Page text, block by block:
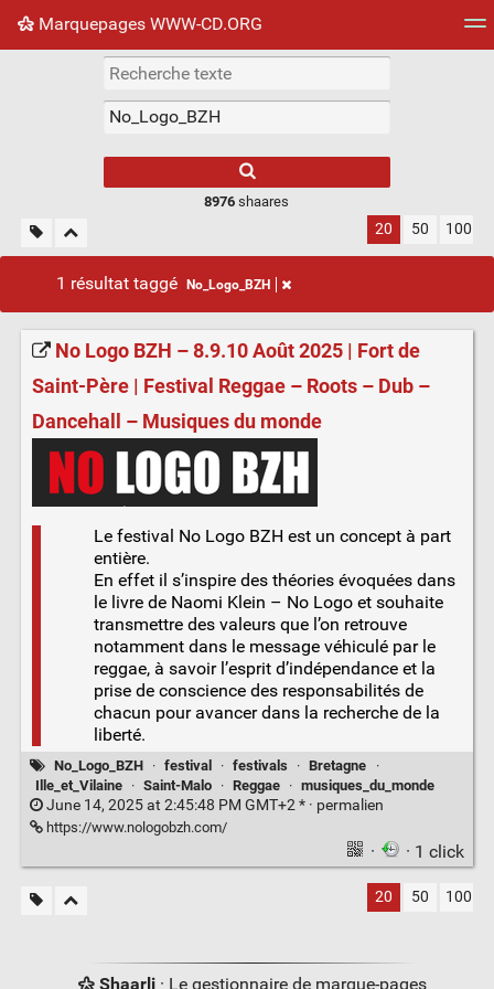
Marquepages WWW-CD.ORG
Nuage de tags Mur d'images
8976 shaares
20 50 100
1 résultat taggé No_Logo_BZH
No Logo BZH – 8.9.10 Août 2025 | Fort de
Saint-Père | Festival Reggae – Roots – Dub –
Dancehall – Musiques du monde
Le festival No Logo BZH est un concept à part
entière.
En effet il s’inspire des théories évoquées dans
le livre de Naomi Klein – No Logo et souhaite
transmettre des valeurs que l’on retrouve
notamment dans le message véhiculé par le
reggae, à savoir l’esprit d’indépendance et la
prise de conscience des responsabilités de
chacun pour avancer dans la recherche de la
liberté.
No_Logo_BZH · festival · festivals · Bretagne
·
Ille_et_Vilaine
· Saint-Malo · Reggae · musiques_du_monde
June 14, 2025 at 2:45:48 PM GMT+2 * · permalien
https://www.nologobzh.com/
· · 1 click
20 50 100
Shaarli· Le gestionnaire de marque-pages